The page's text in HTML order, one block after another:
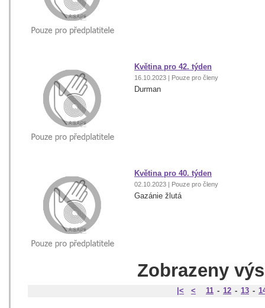
Květina pro 42. týden
16.10.2023 | Pouze pro členy
Durman
Květina pro 40. týden
02.10.2023 | Pouze pro členy
Gazánie žlutá
Zobrazeny
|< < 11 - 12 - 13 -